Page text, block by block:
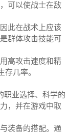
可以使战士在敌
此在战术上应该
群体攻击技能可
高攻击速度和精
几率。
职业选择、科学的
，并在游戏中取
装备的搭配。通